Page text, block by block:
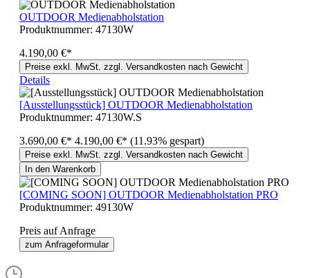
OUTDOOR Medienabholstation
Produktnummer: 47130W
4.190,00 €*
Preise exkl. MwSt. zzgl. Versandkosten nach Gewicht
Details
[Ausstellungsstück] OUTDOOR Medienabholstation
Produktnummer: 47130W.S
3.690,00 €* 4.190,00 €* (11.93% gespart)
Preise exkl. MwSt. zzgl. Versandkosten nach Gewicht
In den Warenkorb
[COMING SOON] OUTDOOR Medienabholstation PRO
Produktnummer: 49130W
Preis auf Anfrage
zum Anfrageformular